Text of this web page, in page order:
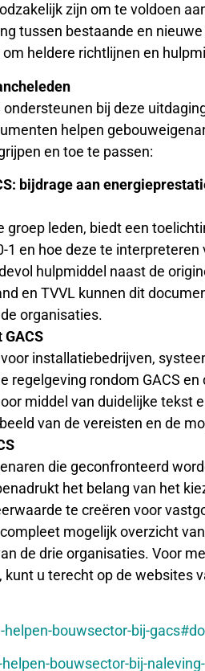
zijn om te voldoen
tussen bestaande en
heldere richtlijnen en
bij deze
helpen
en toe te passen:
bijdrage aan
leden, biedt een
1 en hoe deze te interpreteren
hulpmiddel naast de
en TVVL kunnen dit
organisaties.
installatiebedrijven,
regelgeving rondom GACS en
middel van duidelijke tekst
van de vereisten en de
die geconfronteerd
het belang van het
te creëren voor
mogelijk overzicht
de drie organisaties. Voor
u terecht op de websites
bouwsector-bij-
bouwsector-bij-naleving-